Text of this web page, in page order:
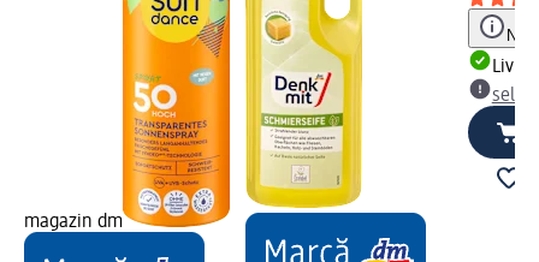
magazin dm
Notă